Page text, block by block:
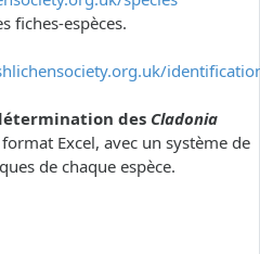
fiches-espèces.
des Cladonia
Excel, avec un système de
de chaque espèce.